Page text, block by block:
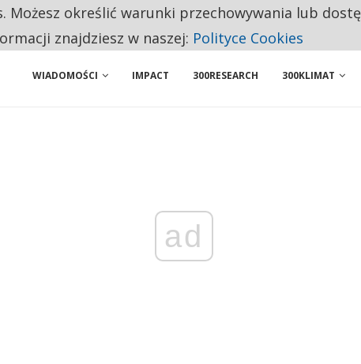
PRZEMYSŁ. NA LIŚCIE SĄ DWA PODMIOTY Z POLSKI
WIADOMOŚCI IMPACT 300RESEARCH 300KLIMAT
ad
Możesz określić warunki przechowywania lub
znajdziesz w naszej: Polityce Cookies